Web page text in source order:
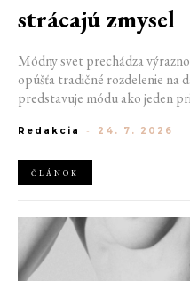
strácajú zmysel
Módny svet prechádza
opúšťa tradičné rozdelenie na
predstavuje módu ako jeden
udržateľnosť naznačujú, že
Redakcia - 24. 7. 2026
ČLÁNOK